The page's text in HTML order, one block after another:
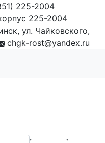
225-2004
225-2004
ул. Чайковского,
chgk-rost@yandex.ru